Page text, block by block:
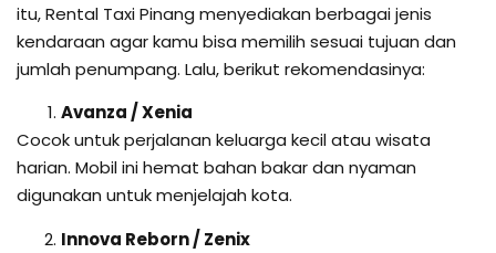
itu, Rental Taxi Pinang menyediakan berbagai jenis
kendaraan agar kamu bisa memilih sesuai tujuan dan
jumlah penumpang. Lalu, berikut rekomendasinya:
Avanza / Xenia
Cocok untuk perjalanan keluarga kecil atau wisata
harian. Mobil ini hemat bahan bakar dan nyaman
digunakan untuk menjelajah kota.
Innova Reborn / Zenix